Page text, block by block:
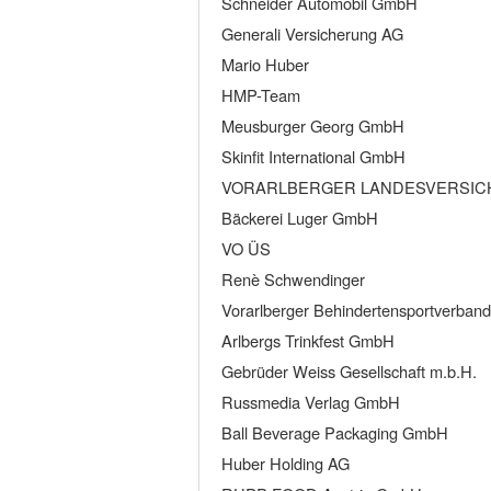
Generali Versicherung AG
Mario Huber
HMP-Team
Meusburger Georg GmbH
Skinfit International GmbH
VORARLBERGER
Bäckerei Luger GmbH
VO ÜS
Renè Schwendinger
Vorarlberger Behindertensportverband
Arlbergs Trinkfest GmbH
Gebrüder Weiss Gesellschaft m.b.H.
Russmedia Verlag GmbH
Ball Beverage Packaging GmbH
Huber Holding AG